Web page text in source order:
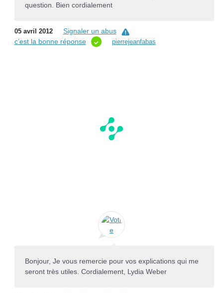
question. Bien cordialement
05 avril 2012
Signaler un abus
c’est la bonne réponse
pierrejeanfabas
Bonjour, Je vous remercie pour vos explications qui me
seront très utiles. Cordialement, Lydia Weber